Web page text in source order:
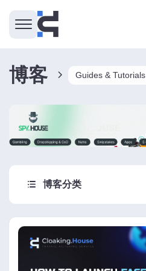
博客 Guides & Tutorials
博客分类